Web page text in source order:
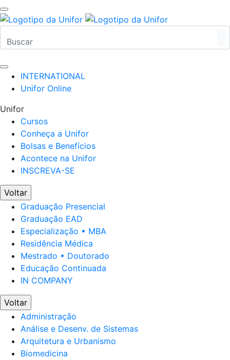
INTERNATIONAL
Unifor Online
Unifor
Cursos
Conheça a Unifor
Bolsas e Benefícios
Acontece na Unifor
INSCREVA-SE
Voltar
Graduação Presencial
Graduação EAD
Especialização • MBA
Residência Médica
Mestrado • Doutorado
Educação Continuada
IN COMPANY
Voltar
Administração
Análise e Desenv. de Sistemas
Arquitetura e Urbanismo
Biomedicina